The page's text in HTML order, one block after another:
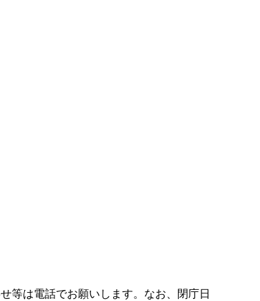
等は電話でお願いします。なお、閉庁日